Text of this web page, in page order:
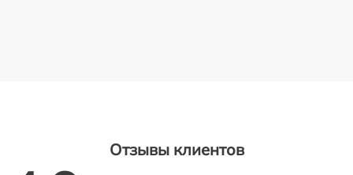
Отзывы клиентов